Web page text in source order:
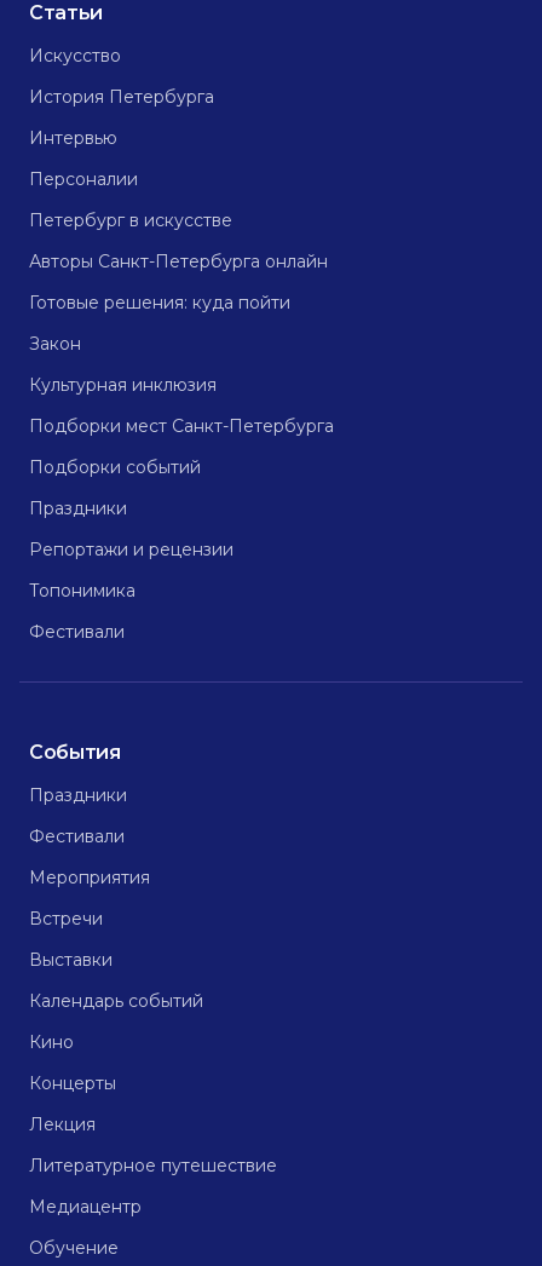
Статьи
Искусство
История Петербурга
Интервью
Персоналии
Петербург в искусстве
Авторы Санкт-Петербурга онлайн
Готовые решения: куда пойти
Закон
Культурная инклюзия
Подборки мест Санкт-Петербурга
Подборки событий
Праздники
Репортажи и рецензии
Топонимика
Фестивали
События
Праздники
Фестивали
Мероприятия
Встречи
Выставки
Календарь событий
Кино
Концерты
Лекция
Литературное путешествие
Медиацентр
Обучение